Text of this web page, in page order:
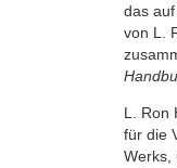
das
von L.
L. Ron
für die
Werks,